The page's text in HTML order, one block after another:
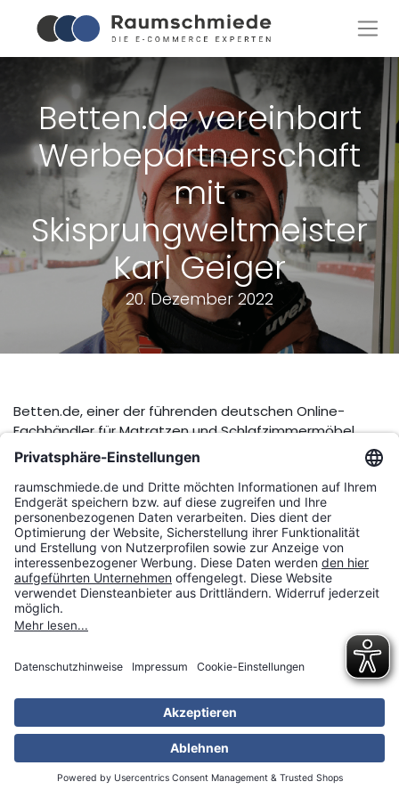
Betten.de vereinbart
Werbepartnerschaft
mit
Skisprungweltmeister
Karl Geiger
20. Dezember 2022
Betten.de, einer der führenden deutschen Online-
Fachhändler für Matratzen und Schlafzimmermöbel,
setzt sein erfolgreiches Engagement im
Sportsponsoring fort und investiert auch in der
Wintersaison 2022/2023 in seine Markenbekanntheit.
Aufgrund der Zielgruppen und der Saisonalität wird sich
das baden-württembergische Unternehmen erneut im
Bereich Skispringen engagieren.
Aktuell hat Betten.de hierzu eine langfristige
Zusammenarbeit mit Skiflugweltmeister Karl Geiger aus
Oberstdorf vereinbart. Im Rahmen der Kooperation wird
Karl Geiger Betten.de auf seinen Sprungski, im Rahmen
redaktioneller Beiträge und auf seinen Social-Media-
„Schlafen und Regeneration sind wichtige Aspekte im
Leben eines Leistungssportlers,“ sagt Skiflugweltmeister
Karl Geiger. „Ich kenne ‚Betten.de‘ schon seit einigen
Jahren und finde sehr positiv, dass dort neben der